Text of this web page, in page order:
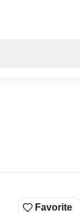
Favorite